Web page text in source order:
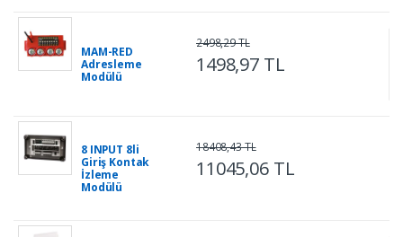
MAM-RED
Adresleme
Modülü
1498,97 TL
2498,29 TL
8 INPUT 8li
Giriş Kontak
İzleme
Modülü
11045,06 TL
18408,43 TL